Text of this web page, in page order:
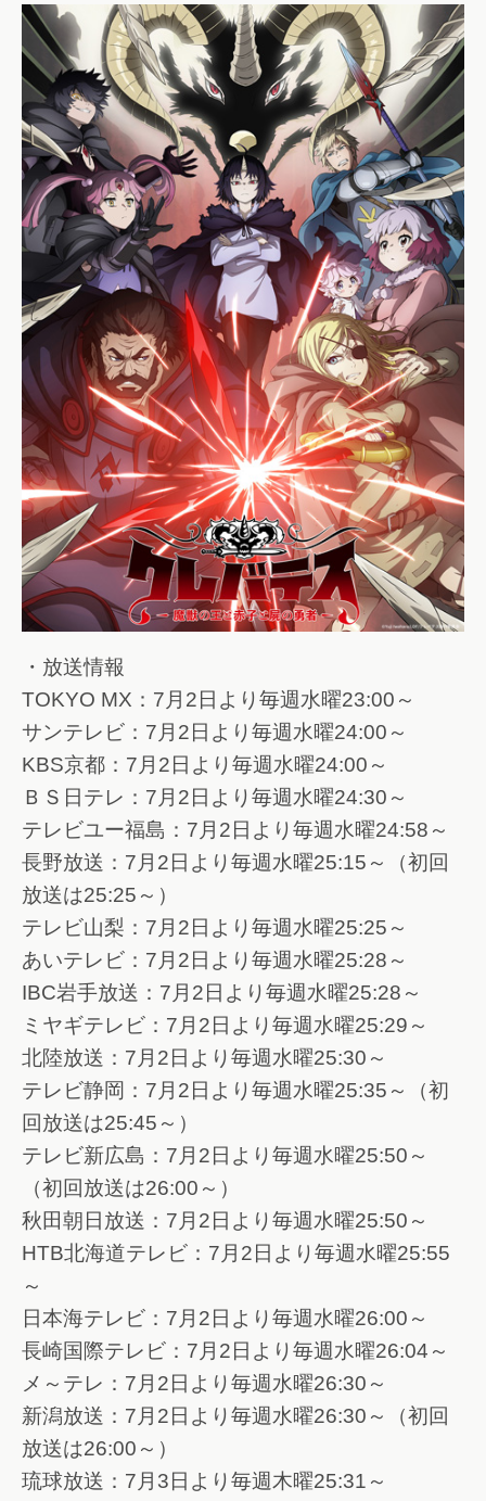
・放送情報
TOKYO MX：7月2日より毎週水曜23:00～
サンテレビ：7月2日より毎週水曜24:00～
KBS京都：7月2日より毎週水曜24:00～
ＢＳ日テレ：7月2日より毎週水曜24:30～
テレビユー福島：7月2日より毎週水曜24:58～
長野放送：7月2日より毎週水曜25:15～（初回
放送は25:25～）
テレビ山梨：7月2日より毎週水曜25:25～
あいテレビ：7月2日より毎週水曜25:28～
IBC岩手放送：7月2日より毎週水曜25:28～
ミヤギテレビ：7月2日より毎週水曜25:29～
北陸放送：7月2日より毎週水曜25:30～
テレビ静岡：7月2日より毎週水曜25:35～（初
回放送は25:45～）
テレビ新広島：7月2日より毎週水曜25:50～
（初回放送は26:00～）
秋田朝日放送：7月2日より毎週水曜25:50～
HTB北海道テレビ：7月2日より毎週水曜25:55
～
日本海テレビ：7月2日より毎週水曜26:00～
長崎国際テレビ：7月2日より毎週水曜26:04～
メ～テレ：7月2日より毎週水曜26:30～
新潟放送：7月2日より毎週水曜26:30～（初回
放送は26:00～）
琉球放送：7月3日より毎週木曜25:31～